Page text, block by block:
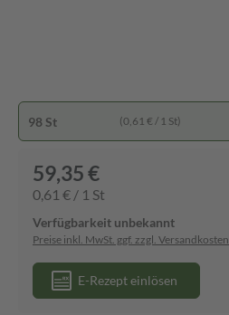
98 St (0,61 € / 1 St)
59,35 €
0,61 € / 1 St
Verfügbarkeit unbekannt
Preise inkl. MwSt. ggf. zzgl. Versandkosten
E-Rezept einlösen